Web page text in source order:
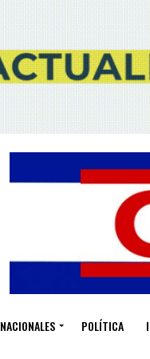
NACIONALES POLÍTICA